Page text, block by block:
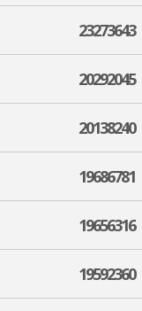
23273643
20292045
20138240
19686781
19656316
19592360